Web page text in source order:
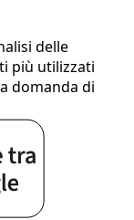
delle
più utilizzati
domanda di